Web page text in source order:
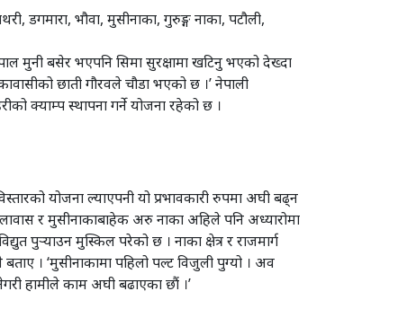
डगमारा, भौवा, मुसीनाका, गुरुङ्ग नाका, पटौली,
मुनी बसेर भएपनि सिमा सुरक्षामा खटिनु भएको देख्दा
छाती गौरवले चौडा भएको छ ।’ नेपाली
क्याम्प स्थापना गर्ने योजना रहेको छ ।
योजना ल्याएपनी यो प्रभावकारी रुपमा अघी बढ्न
र मुसीनाकाबाहेक अरु नाका अहिले पनि अध्यारोमा
पुर्‍याउन मुस्किल परेको छ । नाका क्षेत्र र राजमार्ग
। ‘मुसीनाकामा पहिलो पल्ट विजुली पुग्यो । अव
हामीले काम अघी बढाएका छौं ।’